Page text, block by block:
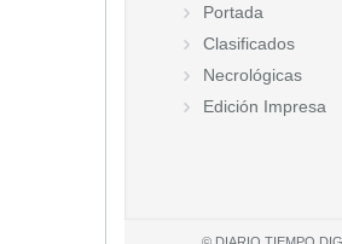
Portada
Clasificados
Necrológicas
Edición Impresa